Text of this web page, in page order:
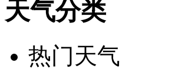
天气分类
热门天气